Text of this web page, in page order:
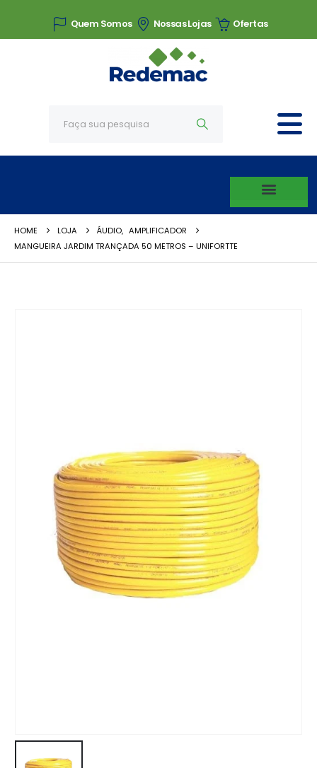
Quem Somos Nossas Lojas Ofertas
HOME LOJA ÁUDIO, AMPLIFICADOR
MANGUEIRA JARDIM TRANÇADA 50 METROS – UNIFORTTE